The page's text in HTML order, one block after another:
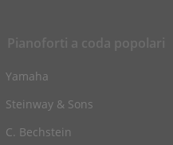
Yamaha
Steinway & Sons
C. Bechstein